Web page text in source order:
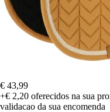
€ 43,99
+€ 2,20 oferecidos na sua
validacao da sua encomenda